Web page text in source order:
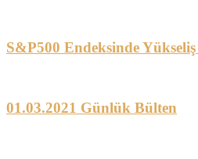
S&P500 Endeksinde
01.03.2021 Günlük Bülten